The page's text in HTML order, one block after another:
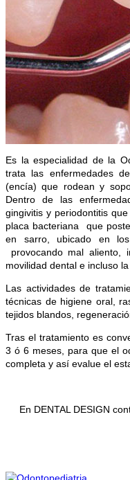
Es la especialidad de la
trata las enfermedades
(encía) que rodean y
Dentro de las
gingivitis y periodontitis
placa bacteriana que
en sarro, ubicado en
provocando mal aliento,
movilidad dental e incluso
Las actividades de
técnicas de higiene oral,
tejidos blandos,
Tras el tratamiento es
3 ó 6 meses, para que el
completa y así evalue el
En DENTAL DESIGN